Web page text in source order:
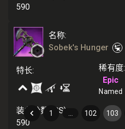
590
名称:
Sobek's Hunger
特长: 稀有度:
Epic
Named
装备分数 (GS)
590
1 102 103